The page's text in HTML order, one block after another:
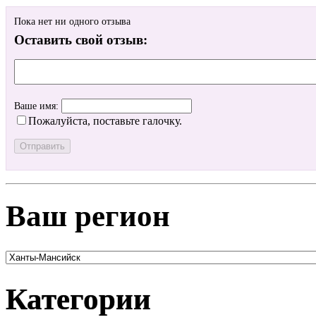
Пока нет ни одного отзыва
Оставить свой отзыв:
Ваше имя:
Пожалуйста, поставьте галочку.
Ваш регион
Категории